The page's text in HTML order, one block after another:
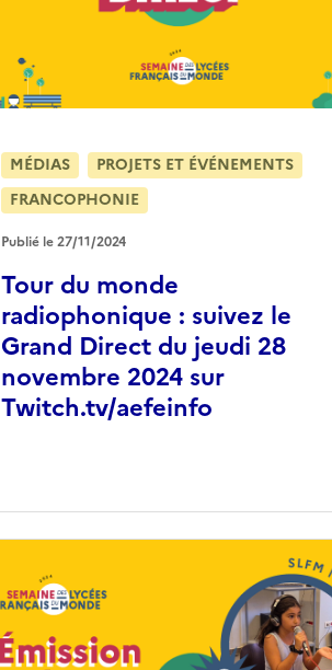
Tour du monde
radiophonique : suivez le
Grand Direct du jeudi 28
novembre 2024 sur
Twitch.tv/aefeinfo
MÉDIAS
PROJETS ET ÉVÉNEMENTS
FRANCOPHONIE
Publié le 27/11/2024